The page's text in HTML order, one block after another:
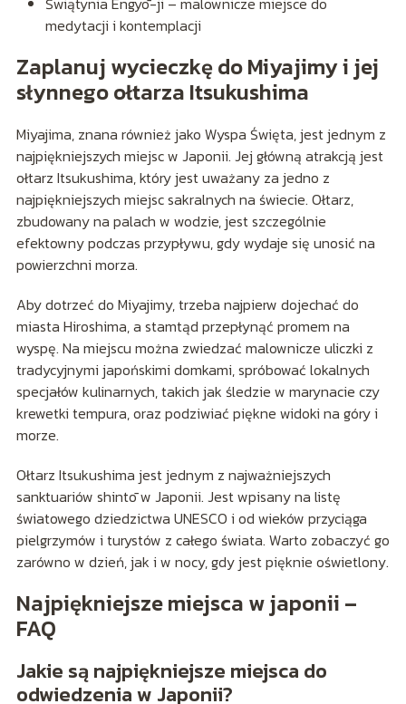
medytacji i kontemplacji
Zaplanuj wycieczkę do Miyajimy i jej
słynnego ołtarza Itsukushima
Miyajima, znana również jako Wyspa Święta, jest jednym z
najpiękniejszych miejsc w Japonii. Jej główną atrakcją jest
ołtarz Itsukushima, który jest uważany za jedno z
najpiękniejszych miejsc sakralnych na świecie. Ołtarz,
zbudowany na palach w wodzie, jest szczególnie
efektowny podczas przypływu, gdy wydaje się unosić na
powierzchni morza.
Aby dotrzeć do Miyajimy, trzeba najpierw dojechać do
miasta Hiroshima, a stamtąd przepłynąć promem na
wyspę. Na miejscu można zwiedzać malownicze uliczki z
tradycyjnymi japońskimi domkami, spróbować lokalnych
specjałów kulinarnych, takich jak śledzie w marynacie czy
krewetki tempura, oraz podziwiać piękne widoki na góry i
morze.
Ołtarz Itsukushima jest jednym z najważniejszych
sanktuariów shintō w Japonii. Jest wpisany na listę
światowego dziedzictwa UNESCO i od wieków przyciąga
pielgrzymów i turystów z całego świata. Warto zobaczyć go
zarówno w dzień, jak i w nocy, gdy jest pięknie oświetlony.
Najpiękniejsze miejsca w japonii –
FAQ
Jakie są najpiękniejsze miejsca do
odwiedzenia w Japonii?